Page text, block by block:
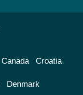
Canada Croatia
Denmark